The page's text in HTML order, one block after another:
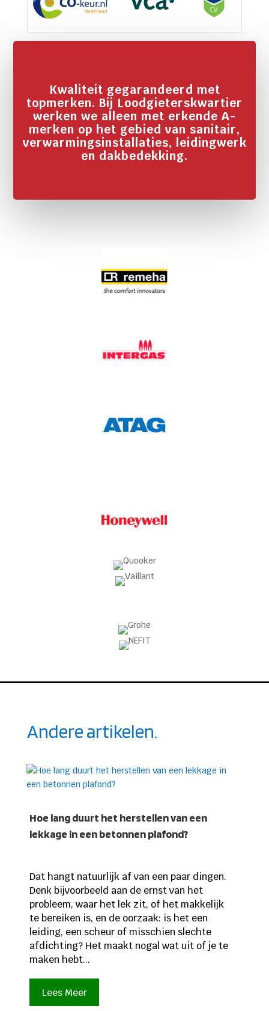
Kwaliteit gegarandeerd met
topmerken. Bij Loodgieterskwartier
werken we alleen met erkende A-
merken op het gebied van sanitair,
verwarmingsinstallaties, leidingwerk
en dakbedekking.
Andere artikelen.
Hoe lang duurt het herstellen van een
lekkage in een betonnen plafond?
Dat hangt natuurlijk af van een paar dingen.
Denk bijvoorbeeld aan de ernst van het
probleem, waar het lek zit, of het makkelijk
te bereiken is, en de oorzaak: is het een
leiding, een scheur of misschien slechte
afdichting? Het maakt nogal wat uit of je te
maken hebt...
Lees Meer